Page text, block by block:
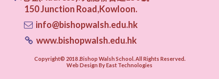
150 Junction Road,Kowloon.
info@bishopwalsh.edu.hk
www.bishopwalsh.edu.hk
Copyright© 2018 .Bishop Walsh School. All Rights Reserved.
Web Design By East Technologies